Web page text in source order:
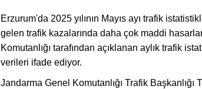
Erzurum'da 2025 yılının Mayıs ayı trafik
gelen trafik kazalarında daha çok maddi
Komutanlığı tarafından açıklanan aylık trafik
verileri ifade ediyor.
Jandarma Genel Komutanlığı Trafik